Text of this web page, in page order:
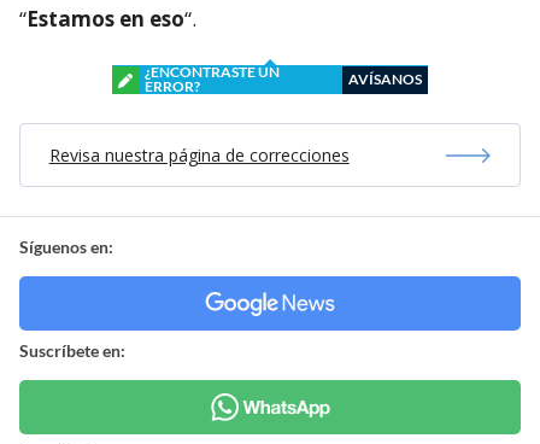
“Estamos en eso“.
¿ENCONTRASTE UN
ERROR?
AVÍSANOS
Revisa nuestra página de correcciones
Síguenos en:
Suscríbete en: